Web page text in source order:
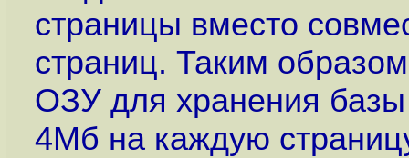
страницы вместо
страниц. Таким
ОЗУ для хранения
4Мб на каждую